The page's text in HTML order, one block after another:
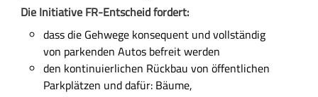
Die Initiative FR-Entscheid fordert:
dass die Gehwege konsequent und vollständig
von parkenden Autos befreit werden
den kontinuierlichen Rückbau von öffentlichen
Parkplätzen und dafür: Bäume,